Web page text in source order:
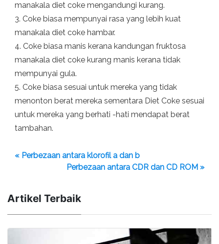
manakala diet coke mengandungi kurang.
3. Coke biasa mempunyai rasa yang lebih kuat
manakala diet coke hambar.
4. Coke biasa manis kerana kandungan fruktosa
manakala diet coke kurang manis kerana tidak
mempunyai gula.
5. Coke biasa sesuai untuk mereka yang tidak
menonton berat mereka sementara Diet Coke sesuai
untuk mereka yang berhati -hati mendapat berat
tambahan.
« Perbezaan antara klorofil a dan b
Perbezaan antara CDR dan CD ROM »
Artikel Terbaik